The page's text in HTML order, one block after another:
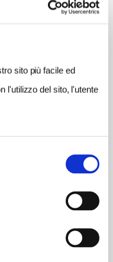
sito più facile ed
l'utilizzo del sito, l'utente